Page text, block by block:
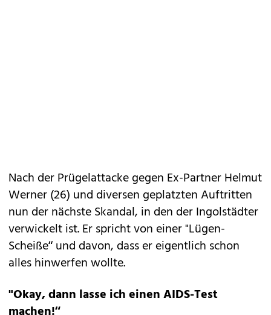
Nach der Prügelattacke gegen Ex-Partner Helmut
Werner (26) und diversen geplatzten Auftritten
nun der nächste Skandal, in den der Ingolstädter
verwickelt ist. Er spricht von einer "Lügen-
Scheiße“ und davon, dass er eigentlich schon
alles hinwerfen wollte.
"Okay, dann lasse ich einen AIDS-Test